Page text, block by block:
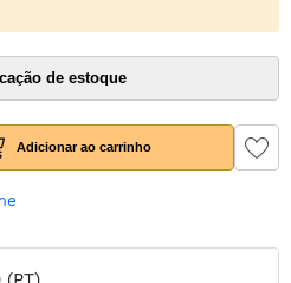
de estoque
Adicionar ao carrinho